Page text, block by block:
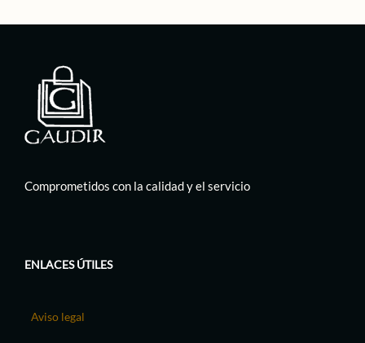
Comprometidos con la calidad y el servicio
ENLACES ÚTILES
Aviso legal